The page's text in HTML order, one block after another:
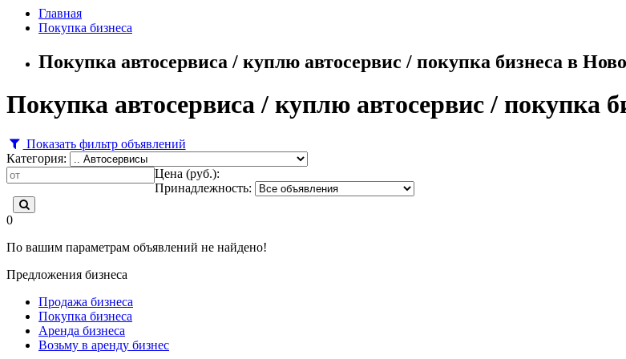
Главная
Покупка бизнеса
Покупка автосервиса / куплю автосервис / покупка бизнеса в
Покупка автосервиса / куплю автосервис / покупка
Показать фильтр объявлений
Категория:
Цена (руб.):
Принадлежность:
0
По вашим параметрам объявлений не найдено!
Предложения бизнеса
Продажа бизнеса
Покупка бизнеса
Аренда бизнеса
Возьму в аренду бизнес